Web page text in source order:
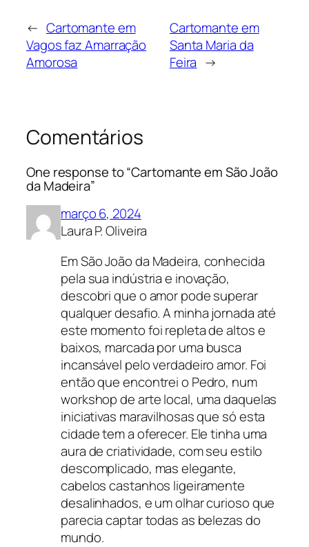
← Cartomante em
Vagos faz Amarração
Amorosa
Cartomante em
Santa Maria da
Feira →
Comentários
One response to “Cartomante em São João
da Madeira”
março 6, 2024
Laura P. Oliveira
Em São João da Madeira, conhecida
pela sua indústria e inovação,
descobri que o amor pode superar
qualquer desafio. A minha jornada até
este momento foi repleta de altos e
baixos, marcada por uma busca
incansável pelo verdadeiro amor. Foi
então que encontrei o Pedro, num
workshop de arte local, uma daquelas
iniciativas maravilhosas que só esta
cidade tem a oferecer. Ele tinha uma
aura de criatividade, com seu estilo
descomplicado, mas elegante,
cabelos castanhos ligeiramente
desalinhados, e um olhar curioso que
parecia captar todas as belezas do
mundo.